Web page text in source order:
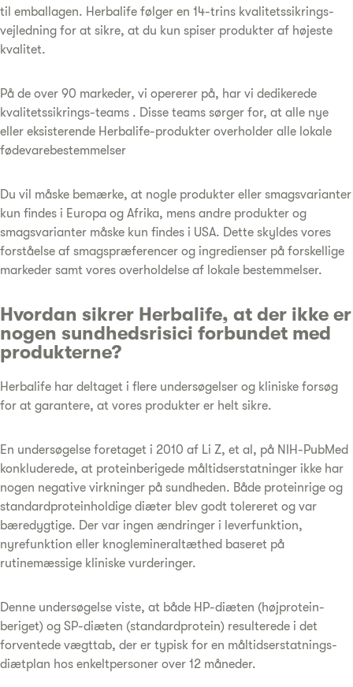
til emballagen. Herbalife følger en 14-trins kvalitetssikrings-
vejledning for at sikre, at du kun spiser produkter af højeste
kvalitet.
På de over 90 markeder, vi opererer på, har vi dedikerede
kvalitetssikrings-teams . Disse teams sørger for, at alle nye
eller eksisterende Herbalife-produkter overholder alle lokale
fødevarebestemmelser
Du vil måske bemærke, at nogle produkter eller smagsvarianter
kun findes i Europa og Afrika, mens andre produkter og
smagsvarianter måske kun findes i USA. Dette skyldes vores
forståelse af smagspræferencer og ingredienser på forskellige
markeder samt vores overholdelse af lokale bestemmelser.
Hvordan sikrer Herbalife, at der ikke er
nogen sundhedsrisici forbundet med
produkterne?
Herbalife har deltaget i flere undersøgelser og kliniske forsøg
for at garantere, at vores produkter er helt sikre.
En undersøgelse foretaget i 2010 af Li Z, et al, på NIH-PubMed
konkluderede, at proteinberigede måltidserstatninger ikke har
nogen negative virkninger på sundheden. Både proteinrige og
standardproteinholdige diæter blev godt tolereret og var
bæredygtige. Der var ingen ændringer i leverfunktion,
nyrefunktion eller knoglemineraltæthed baseret på
rutinemæssige kliniske vurderinger.
Denne undersøgelse viste, at både HP-diæten (højprotein-
beriget) og SP-diæten (standardprotein) resulterede i det
forventede vægttab, der er typisk for en måltidserstatnings-
diætplan hos enkeltpersoner over 12 måneder.